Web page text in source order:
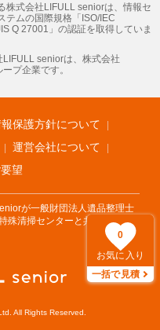
0
お気に入り
一括で見積
創生
ママの就労支援
理 老後の暮らし情報
不動産投資 アドバイザー
相場 不動産会社
まちむすび
LIFULL HOME'S PRESS
転職
株式会社LIFULL seniorは、情報セ
テムの国際規格「ISO/IEC
Q 27001」の認証を取得していま
seniorは、株式会社
プ企業です。
保護方針について
運営会社について
望
が一般財団法人遺品整理士
殊清掃センターと共同でサービ
All Rights Reserved.